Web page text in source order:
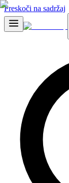
Preskoči na sadržaj